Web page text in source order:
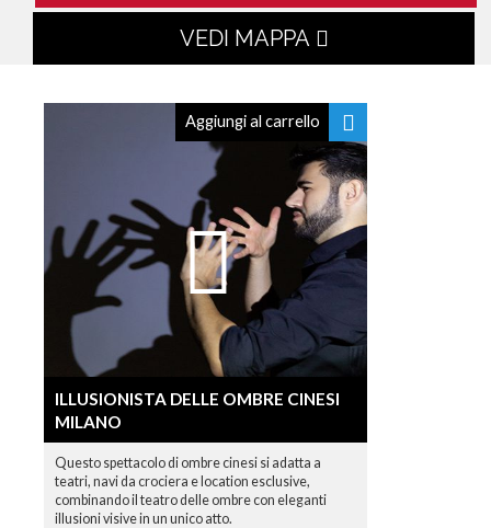
VEDI MAPPA
Aggiungi al carrello
ILLUSIONISTA DELLE OMBRE CINESI
MILANO
Questo spettacolo di ombre cinesi si adatta a
teatri, navi da crociera e location esclusive,
combinando il teatro delle ombre con eleganti
illusioni visive in un unico atto.